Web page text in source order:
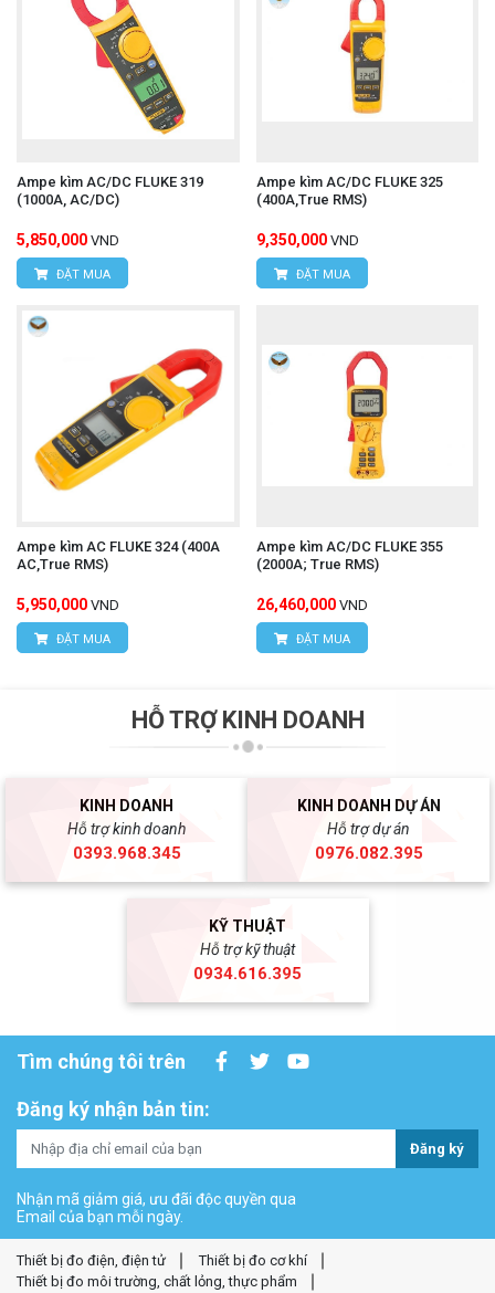
Ampe kìm AC/DC FLUKE 319
(1000A, AC/DC)
5,850,000 VND
ĐẶT MUA
Ampe kìm AC/DC FLUKE 325
(400A,True RMS)
9,350,000 VND
ĐẶT MUA
Ampe kìm AC FLUKE 324 (400A
AC,True RMS)
5,950,000 VND
ĐẶT MUA
Ampe kìm AC/DC FLUKE 355
(2000A; True RMS)
26,460,000 VND
ĐẶT MUA
HỖ TRỢ KINH DOANH
KINH DOANH
Hỗ trợ kinh doanh
0393.968.345
KINH DOANH DỰ ÁN
Hỗ trợ dự án
0976.082.395
KỸ THUẬT
Hỗ trợ kỹ thuật
0934.616.395
Tìm chúng tôi trên
Đăng ký nhận bản tin:
Đăng ký
Nhận mã giảm giá, ưu đãi độc quyền qua
Email của bạn mỗi ngày.
Thiết bị đo điện, điện tử
Thiết bị đo cơ khí
Thiết bị đo môi trường, chất lỏng, thực phẩm